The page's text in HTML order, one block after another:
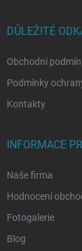
DŮLEŽITÉ
Obchodní
Podmínky
Kontakty
INFORMACE
Naše firma
Hodnocení
Fotogalerie
Blog